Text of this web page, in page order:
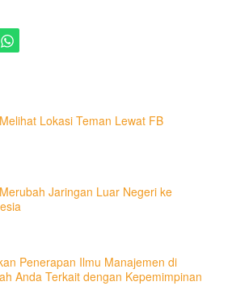
Lokasi Teman Lewat FB
Jaringan Luar Negeri ke
Penerapan Ilmu Manajemen di
Anda Terkait dengan Kepemimpinan